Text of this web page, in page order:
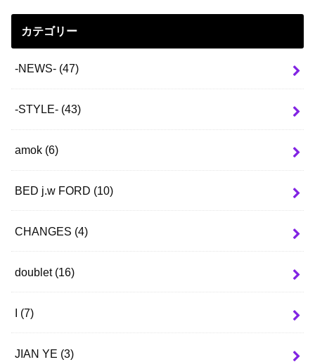
カテゴリー
-NEWS- (47)
-STYLE- (43)
amok (6)
BED j.w FORD (10)
CHANGES (4)
doublet (16)
I (7)
JIAN YE (3)